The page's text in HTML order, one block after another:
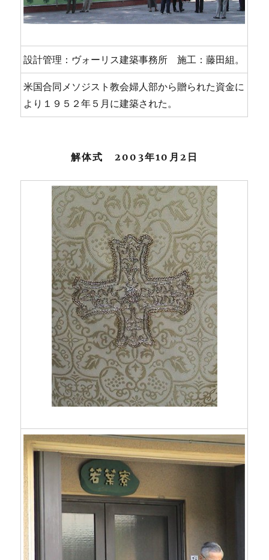
設計管理：ヴォーリス建築事務所 施工：藤田組。
米国合同メソジスト教会婦人部から贈られた資金に
より１９５２年５月に建築された。
解体式 2003年10月2日